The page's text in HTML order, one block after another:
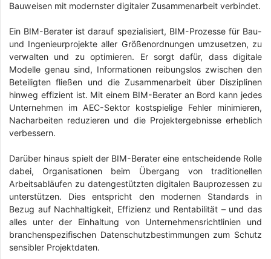
Bauweisen mit modernster digitaler Zusammenarbeit verbindet.
Ein BIM-Berater ist darauf spezialisiert, BIM-Prozesse für Bau-
und Ingenieurprojekte aller Größenordnungen umzusetzen, zu
verwalten und zu optimieren. Er sorgt dafür, dass digitale
Modelle genau sind, Informationen reibungslos zwischen den
Beteiligten fließen und die Zusammenarbeit über Disziplinen
hinweg effizient ist. Mit einem BIM-Berater an Bord kann jedes
Unternehmen im AEC-Sektor kostspielige Fehler minimieren,
Nacharbeiten reduzieren und die Projektergebnisse erheblich
verbessern.
Darüber hinaus spielt der BIM-Berater eine entscheidende Rolle
dabei, Organisationen beim Übergang von traditionellen
Arbeitsabläufen zu datengestützten digitalen Bauprozessen zu
unterstützen. Dies entspricht den modernen Standards in
Bezug auf Nachhaltigkeit, Effizienz und Rentabilität – und das
alles unter der Einhaltung von Unternehmensrichtlinien und
branchenspezifischen Datenschutzbestimmungen zum Schutz
sensibler Projektdaten.